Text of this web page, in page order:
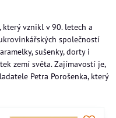
vznikl v 90. letech a
společností
sušenky, dorty i
zemí světa. Zajímavostí je,
Petra Porošenka, který